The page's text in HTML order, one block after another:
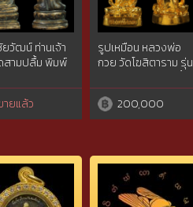
วัฒน์ ท่านเจ้า
สามปลื้ม พิมพ์
พมหานคร
มเพิ่มเติม
ลน์
ายแล้ว
รูปเหมือน หลวงพ่อ
กวย วัดโฆสิตาราม รุ่น
ทองแดงกระไหล่ทอง
ปี 2522 (สภาพสวยไว้
ล่าแชมป์) ชัยนาท
วัด + บัตรการันตีพระ
สภาพสวย (ติดต่อ
สอบถามเพิ่มเติมโทร./
ไลน์ 0819711350)
200,000